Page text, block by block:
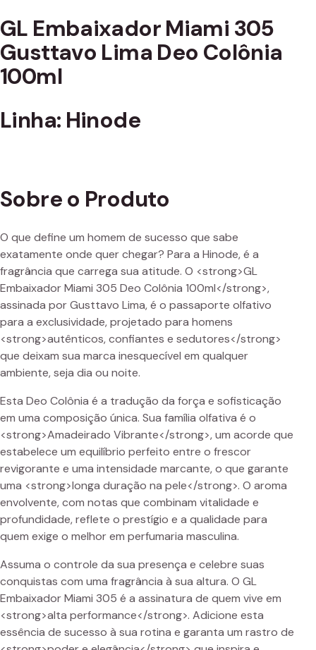
GL Embaixador Miami 305
Gusttavo Lima Deo Colônia
100ml
Linha: Hinode
Sobre o Produto
O que define um homem de sucesso que sabe
exatamente onde quer chegar? Para a Hinode, é a
fragrância que carrega sua atitude. O <strong>GL
Embaixador Miami 305 Deo Colônia 100ml</strong>,
assinada por Gusttavo Lima, é o passaporte olfativo
para a exclusividade, projetado para homens
<strong>autênticos, confiantes e sedutores</strong>
que deixam sua marca inesquecível em qualquer
ambiente, seja dia ou noite.
Esta Deo Colônia é a tradução da força e sofisticação
em uma composição única. Sua família olfativa é o
<strong>Amadeirado Vibrante</strong>, um acorde que
estabelece um equilíbrio perfeito entre o frescor
revigorante e uma intensidade marcante, o que garante
uma <strong>longa duração na pele</strong>. O aroma
envolvente, com notas que combinam vitalidade e
profundidade, reflete o prestígio e a qualidade para
quem exige o melhor em perfumaria masculina.
Assuma o controle da sua presença e celebre suas
conquistas com uma fragrância à sua altura. O GL
Embaixador Miami 305 é a assinatura de quem vive em
<strong>alta performance</strong>. Adicione esta
essência de sucesso à sua rotina e garanta um rastro de